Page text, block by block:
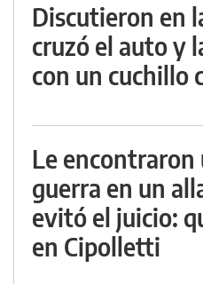
Discutieron en
cruzó el auto y
con un cuchillo
Le encontraron
guerra en un
evitó el juicio:
en Cipolletti